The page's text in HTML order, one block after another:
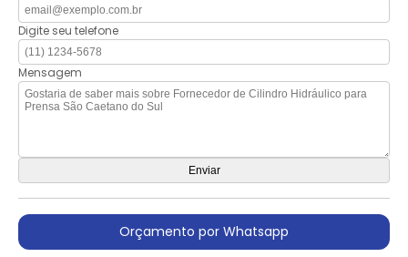
Digite seu telefone
Mensagem
Orçamento por Whatsapp